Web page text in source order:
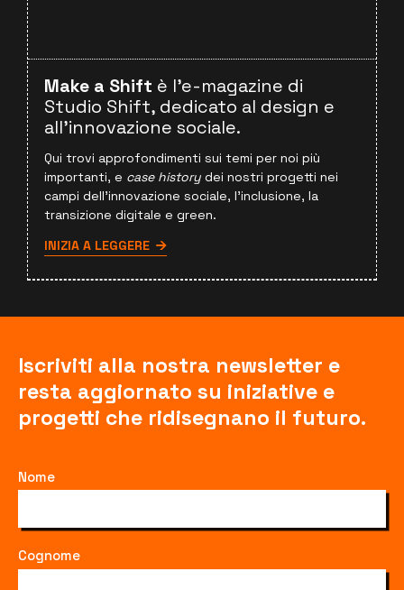
Make a Shift è l'e-magazine di
Studio Shift, dedicato al design e
all'innovazione sociale.
Qui trovi approfondimenti sui temi per noi più
importanti, e case history dei nostri progetti nei
campi dell'innovazione sociale, l'inclusione, la
transizione digitale e green.
INIZIA A LEGGERE
Iscriviti alla nostra newsletter e
resta aggiornato su iniziative e
progetti che ridisegnano il futuro.
Nome
Cognome